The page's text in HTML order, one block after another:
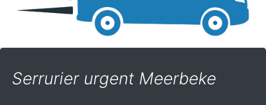
Serrurier urgent Meerbeke